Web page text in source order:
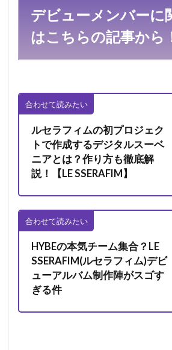
デビューメンバーに
はこちらの記事から
合わせて読みたい
ルセラフィムの初プロジェク
トで作成するデジタルスーベ
ニアとは？作り方も徹底解
説！【LE SSERAFIM】
合わせて読みたい
HYBEの本気チーム集合？LE
SSERAFIM(ルセラフィム)デビ
ューアルバム制作陣がスゴす
ぎる件